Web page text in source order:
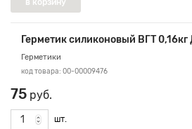
Герметик силиконовый ВГТ 0,16кг
Герметики
код товара: 00-00009476
75 руб.
шт.